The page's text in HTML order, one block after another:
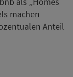
machen
Anteil